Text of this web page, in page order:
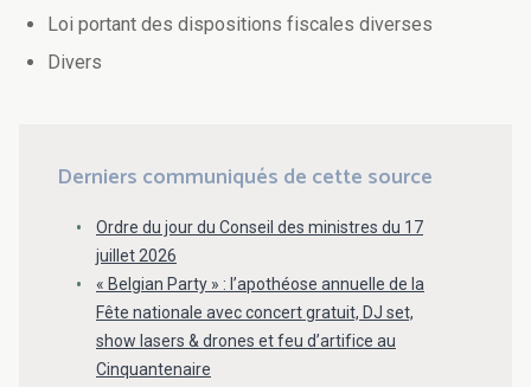
Loi portant des dispositions fiscales diverses
Divers
Derniers communiqués de cette source
Ordre du jour du Conseil des ministres du 17
juillet 2026
« Belgian Party » : l’apothéose annuelle de la
Fête nationale avec concert gratuit, DJ set,
show lasers & drones et feu d’artifice au
Cinquantenaire